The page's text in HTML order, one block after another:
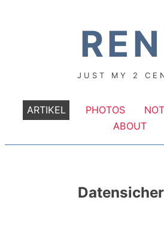
JUST MY 2
ARTIKEL PHOTOS
ABOUT